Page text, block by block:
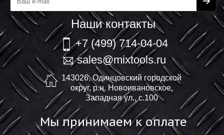
Наши контакты
+7 (499) 714-04-04
sales@mixtools.ru
143026, Одинцовский городской
округ, р.н. Новоивановское,
Западная ул., с.100
Мы принимаем к оплате